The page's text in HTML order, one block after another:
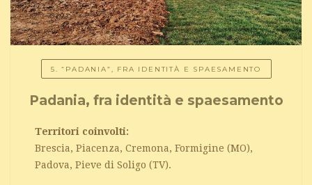
5. “PADANIA”, FRA IDENTITÀ E SPAESAMENTO
Padania, fra identità e spaesamento
Territori coinvolti:
Brescia, Piacenza, Cremona, Formigine (MO),
Padova, Pieve di Soligo (TV).